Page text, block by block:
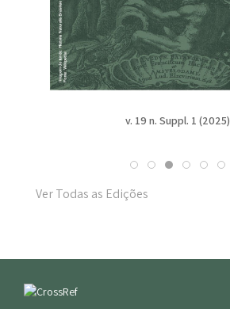
v. 19 n. Suppl. 1 (2025)
Ver Todas as Edições